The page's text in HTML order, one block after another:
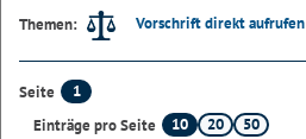
Themen:
Vorschrift direkt aufrufen
Seite
1
Einträge pro Seite
10 20 50